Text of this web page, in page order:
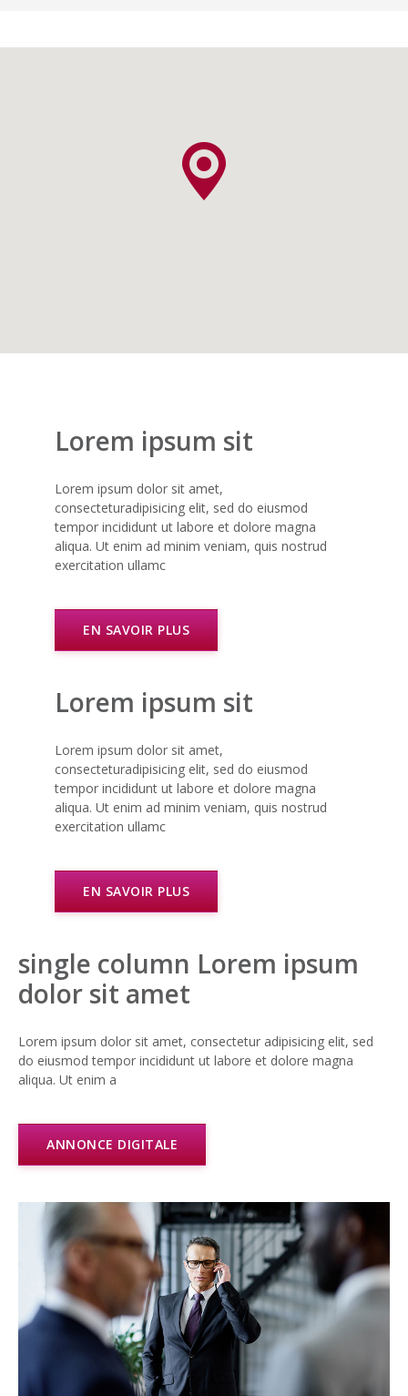
Lorem ipsum sit
Lorem ipsum dolor sit amet,
consecteturadipisicing elit, sed do eiusmod
tempor incididunt ut labore et dolore magna
aliqua. Ut enim ad minim veniam, quis nostrud
exercitation ullamc
EN SAVOIR PLUS
Lorem ipsum sit
Lorem ipsum dolor sit amet,
consecteturadipisicing elit, sed do eiusmod
tempor incididunt ut labore et dolore magna
aliqua. Ut enim ad minim veniam, quis nostrud
exercitation ullamc
EN SAVOIR PLUS
single column Lorem ipsum
dolor sit amet
Lorem ipsum dolor sit amet, consectetur adipisicing elit, sed
do eiusmod tempor incididunt ut labore et dolore magna
aliqua. Ut enim a
ANNONCE DIGITALE